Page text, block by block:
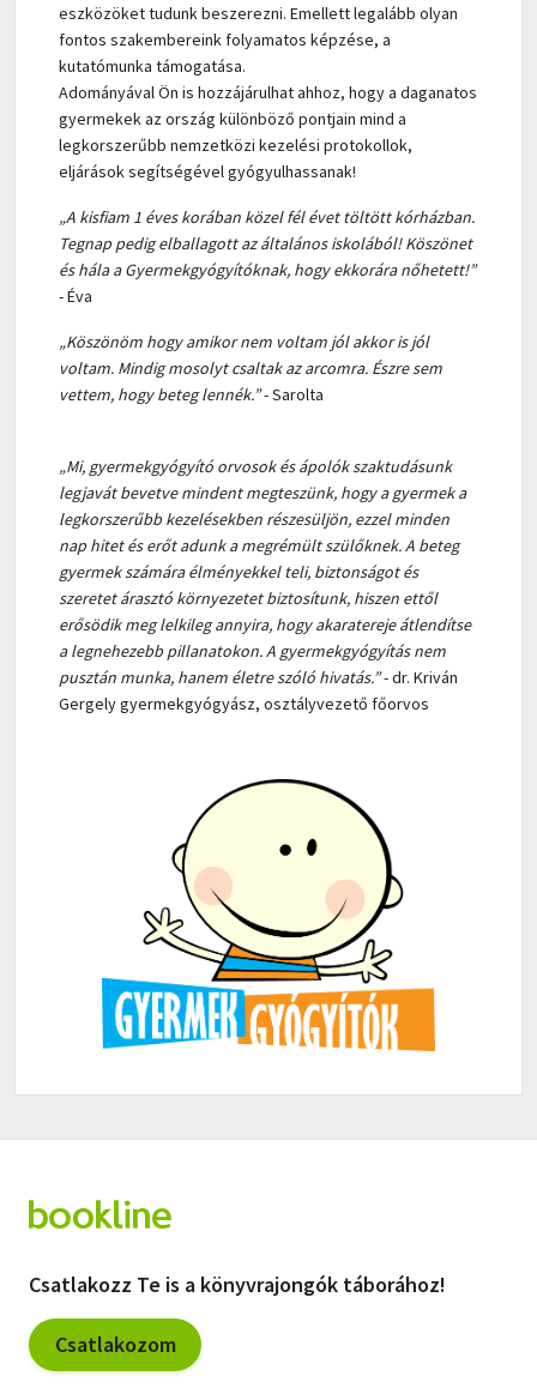
eszközöket tudunk beszerezni. Emellett legalább olyan
fontos szakembereink folyamatos képzése, a
kutatómunka támogatása.
Adományával Ön is hozzájárulhat ahhoz, hogy a daganatos
gyermekek az ország különböző pontjain mind a
legkorszerűbb nemzetközi kezelési protokollok,
eljárások segítségével gyógyulhassanak!
„A kisfiam 1 éves korában közel fél évet töltött kórházban.
Tegnap pedig elballagott az általános iskolából! Köszönet
és hála a Gyermekgyógyítóknak, hogy ekkorára nőhetett!”
- Éva
„Köszönöm hogy amikor nem voltam jól akkor is jól
voltam. Mindig mosolyt csaltak az arcomra. Észre sem
vettem, hogy beteg lennék.”- Sarolta
„Mi, gyermekgyógyító orvosok és ápolók szaktudásunk
legjavát bevetve mindent megteszünk, hogy a gyermek a
legkorszerűbb kezelésekben részesüljön, ezzel minden
nap hitet és erőt adunk a megrémült szülőknek. A beteg
gyermek számára élményekkel teli, biztonságot és
szeretet árasztó környezetet biztosítunk, hiszen ettől
erősödik meg lelkileg annyira, hogy akaratereje átlendítse
a legnehezebb pillanatokon. A gyermekgyógyítás nem
pusztán munka, hanem életre szóló hivatás.”- dr. Kriván
Gergely gyermekgyógyász, osztályvezető főorvos
Csatlakozz Te is a könyvrajongók táborához!
Csatlakozom